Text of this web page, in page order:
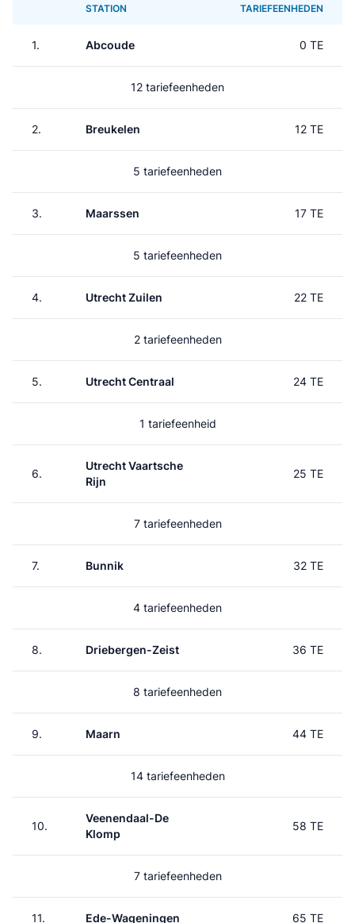
STATION TARIEFEENHEDEN
1. Abcoude 0 TE
12 tariefeenheden
2. Breukelen 12 TE
5 tariefeenheden
3. Maarssen 17 TE
5 tariefeenheden
4. Utrecht Zuilen 22 TE
2 tariefeenheden
5. Utrecht Centraal 24 TE
1 tariefeenheid
6.
Utrecht Vaartsche
Rijn
25 TE
7 tariefeenheden
7. Bunnik 32 TE
4 tariefeenheden
8. Driebergen-Zeist 36 TE
8 tariefeenheden
9. Maarn 44 TE
14 tariefeenheden
10.
Veenendaal-De
Klomp
58 TE
7 tariefeenheden
11. Ede-Wageningen 65 TE